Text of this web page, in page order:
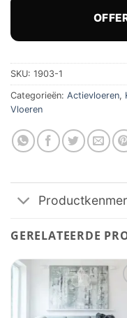
€ 42,35.
€
SKU: 1903-1
Categorieën: Actievloeren,
Vloeren
GERELATEERDE